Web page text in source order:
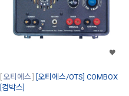
오티에스
[오티에스/OTS] COMBOX
[컴박스]